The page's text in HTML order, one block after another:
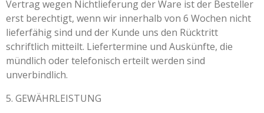
Vertrag wegen Nichtlieferung der Ware ist der Besteller
erst berechtigt, wenn wir innerhalb von 6 Wochen nicht
lieferfähig sind und der Kunde uns den Rücktritt
schriftlich mitteilt. Liefertermine und Auskünfte, die
mündlich oder telefonisch erteilt werden sind
unverbindlich.
5. GEWÄHRLEISTUNG